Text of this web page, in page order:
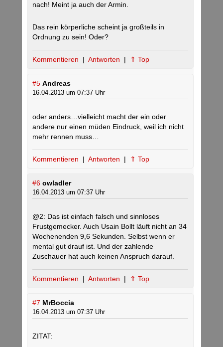
nach! Meint ja auch der Armin.
Das rein körperliche scheint ja großteils in
Ordnung zu sein! Oder?
Kommentieren | Antworten | ⇑ Top
#5 Andreas
16.04.2013 um 07:37 Uhr
oder anders…vielleicht macht der ein oder
andere nur einen müden Eindruck, weil ich nicht
mehr rennen muss…
Kommentieren | Antworten | ⇑ Top
#6 owladler
16.04.2013 um 07:37 Uhr
@2: Das ist einfach falsch und sinnloses
Frustgemecker. Auch Usain Bollt läuft nicht an 34
Wochenenden 9,6 Sekunden. Selbst wenn er
mental gut drauf ist. Und der zahlende
Zuschauer hat auch keinen Anspruch darauf.
Kommentieren | Antworten | ⇑ Top
#7 MrBoccia
16.04.2013 um 07:37 Uhr
ZITAT: